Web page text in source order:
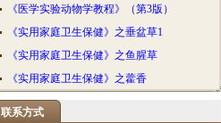
《医学实验动物学教程》（第3版）
《实用家庭卫生保健》之垂盆草1
《实用家庭卫生保健》之鱼腥草
《实用家庭卫生保健》之藿香
联系方式